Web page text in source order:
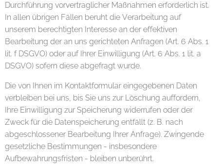
Durchführung vorvertraglicher Maßnahmen erforderlich ist.
In allen übrigen Fällen beruht die Verarbeitung auf
unserem berechtigten Interesse an der effektiven
Bearbeitung der an uns gerichteten Anfragen (Art. 6 Abs. 1
lit. f DSGVO) oder auf Ihrer Einwilligung (Art. 6 Abs. 1 lit. a
DSGVO) sofern diese abgefragt wurde.
Die von Ihnen im Kontaktformular eingegebenen Daten
verbleiben bei uns, bis Sie uns zur Löschung auffordern,
Ihre Einwilligung zur Speicherung widerrufen oder der
Zweck für die Datenspeicherung entfällt (z. B. nach
abgeschlossener Bearbeitung Ihrer Anfrage). Zwingende
gesetzliche Bestimmungen - insbesondere
Aufbewahrungsfristen - bleiben unberührt.